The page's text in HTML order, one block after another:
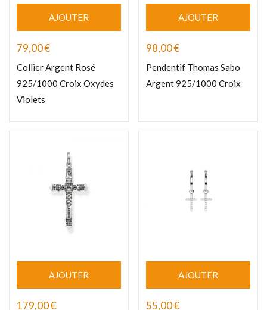
AJOUTER
79,00€
Collier Argent Rosé
925/1000 Croix Oxydes
Violets
AJOUTER
98,00€
Pendentif Thomas Sabo
Argent 925/1000 Croix
AJOUTER
179,00€
AJOUTER
55,00€